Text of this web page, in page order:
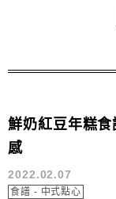
鮮奶紅豆年糕
感
2022.02.07
食譜 - 中式點心